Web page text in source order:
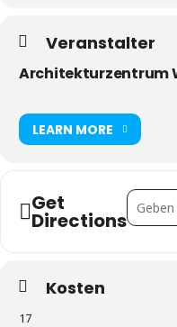
Veranstalter
Architekturzentrum
LEARN MORE
Get
Directions
Kosten
17